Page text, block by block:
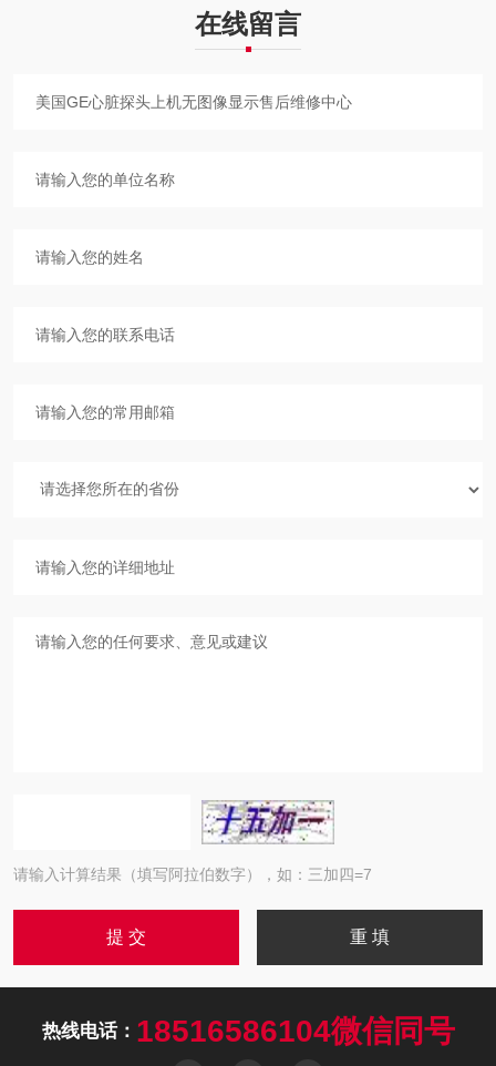
在线留言
请输入计算结果（填写阿拉伯数字），如：三加四=7
热线电话： 18516586104微信同号